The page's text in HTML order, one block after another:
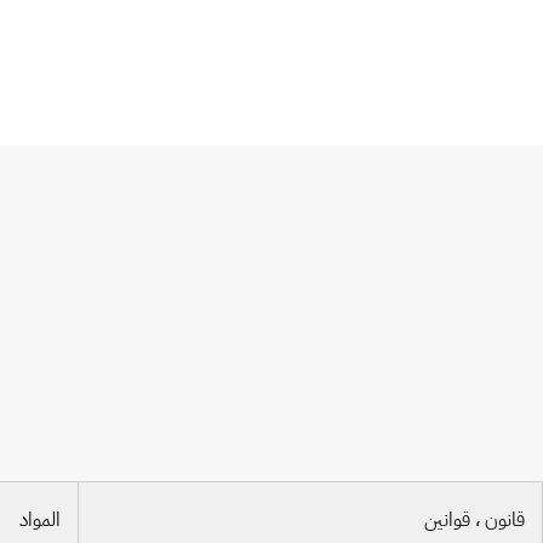
قانون ، قوانين المواد